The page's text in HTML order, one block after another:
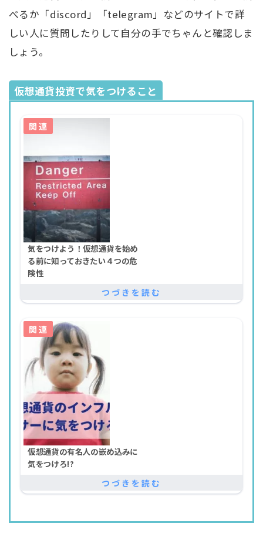
べるか「discord」「telegram」などのサイトで詳
しい人に質問したりして自分の手でちゃんと確認しま
しょう。
仮想通貨投資で気をつけること
気をつけよう！仮想通貨を始め
る前に知っておきたい４つの危
険性
仮想通貨の有名人の嵌め込みに
気をつけろ!?